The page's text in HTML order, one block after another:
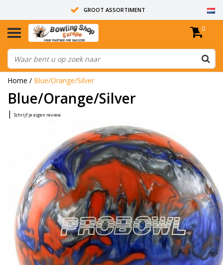
GROOT ASSORTIMENT
14 DAGEN RETOUR RECHT
ALLE BOWLINGBALLEN ZIJN ONGEBOORD
0
Home / Blue/Orange/Silver
Blue/Orange/Silver
| Schrijf je eigen review